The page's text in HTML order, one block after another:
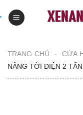
to
TRANG CHỦ - CỬA
NÂNG TỜI ĐIỆN 2